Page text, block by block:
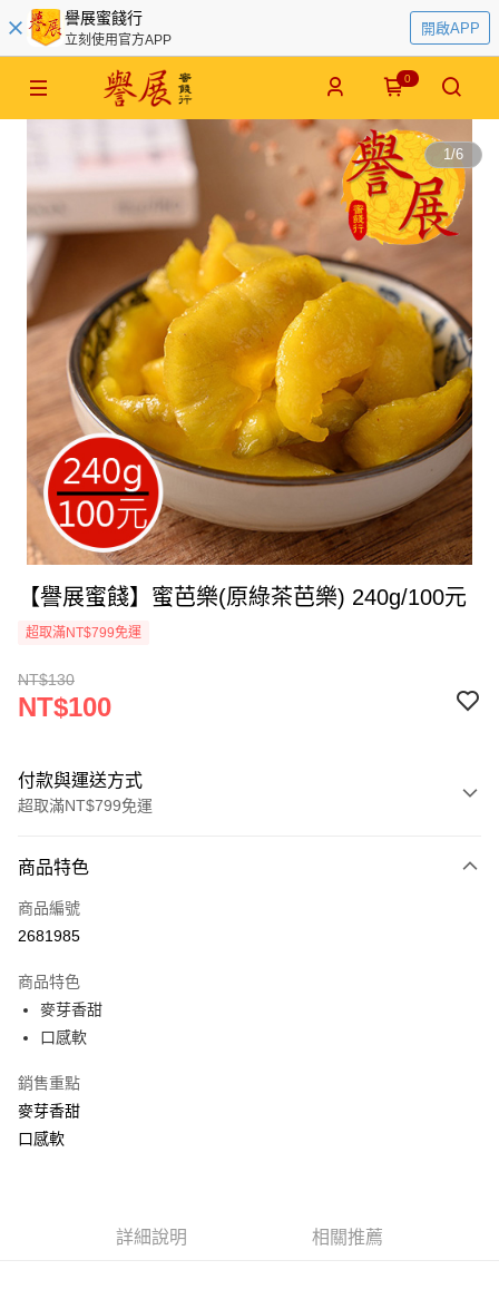
譽展蜜餞行
立刻使用官方APP
開啟APP
0
1/6
【譽展蜜餞】蜜芭樂(原綠茶芭樂) 240g/100元
超取滿NT$799免運
NT$130
NT$100
付款與運送方式
超取滿NT$799免運
信用卡一次付款
超商取貨付款
Apple Pay
街口支付
悠遊付
Google Pay
商品特色
商品編號
2681985
商品特色
麥芽香甜
口感軟
銷售重點
麥芽香甜
口感軟
詳細說明 相關推薦